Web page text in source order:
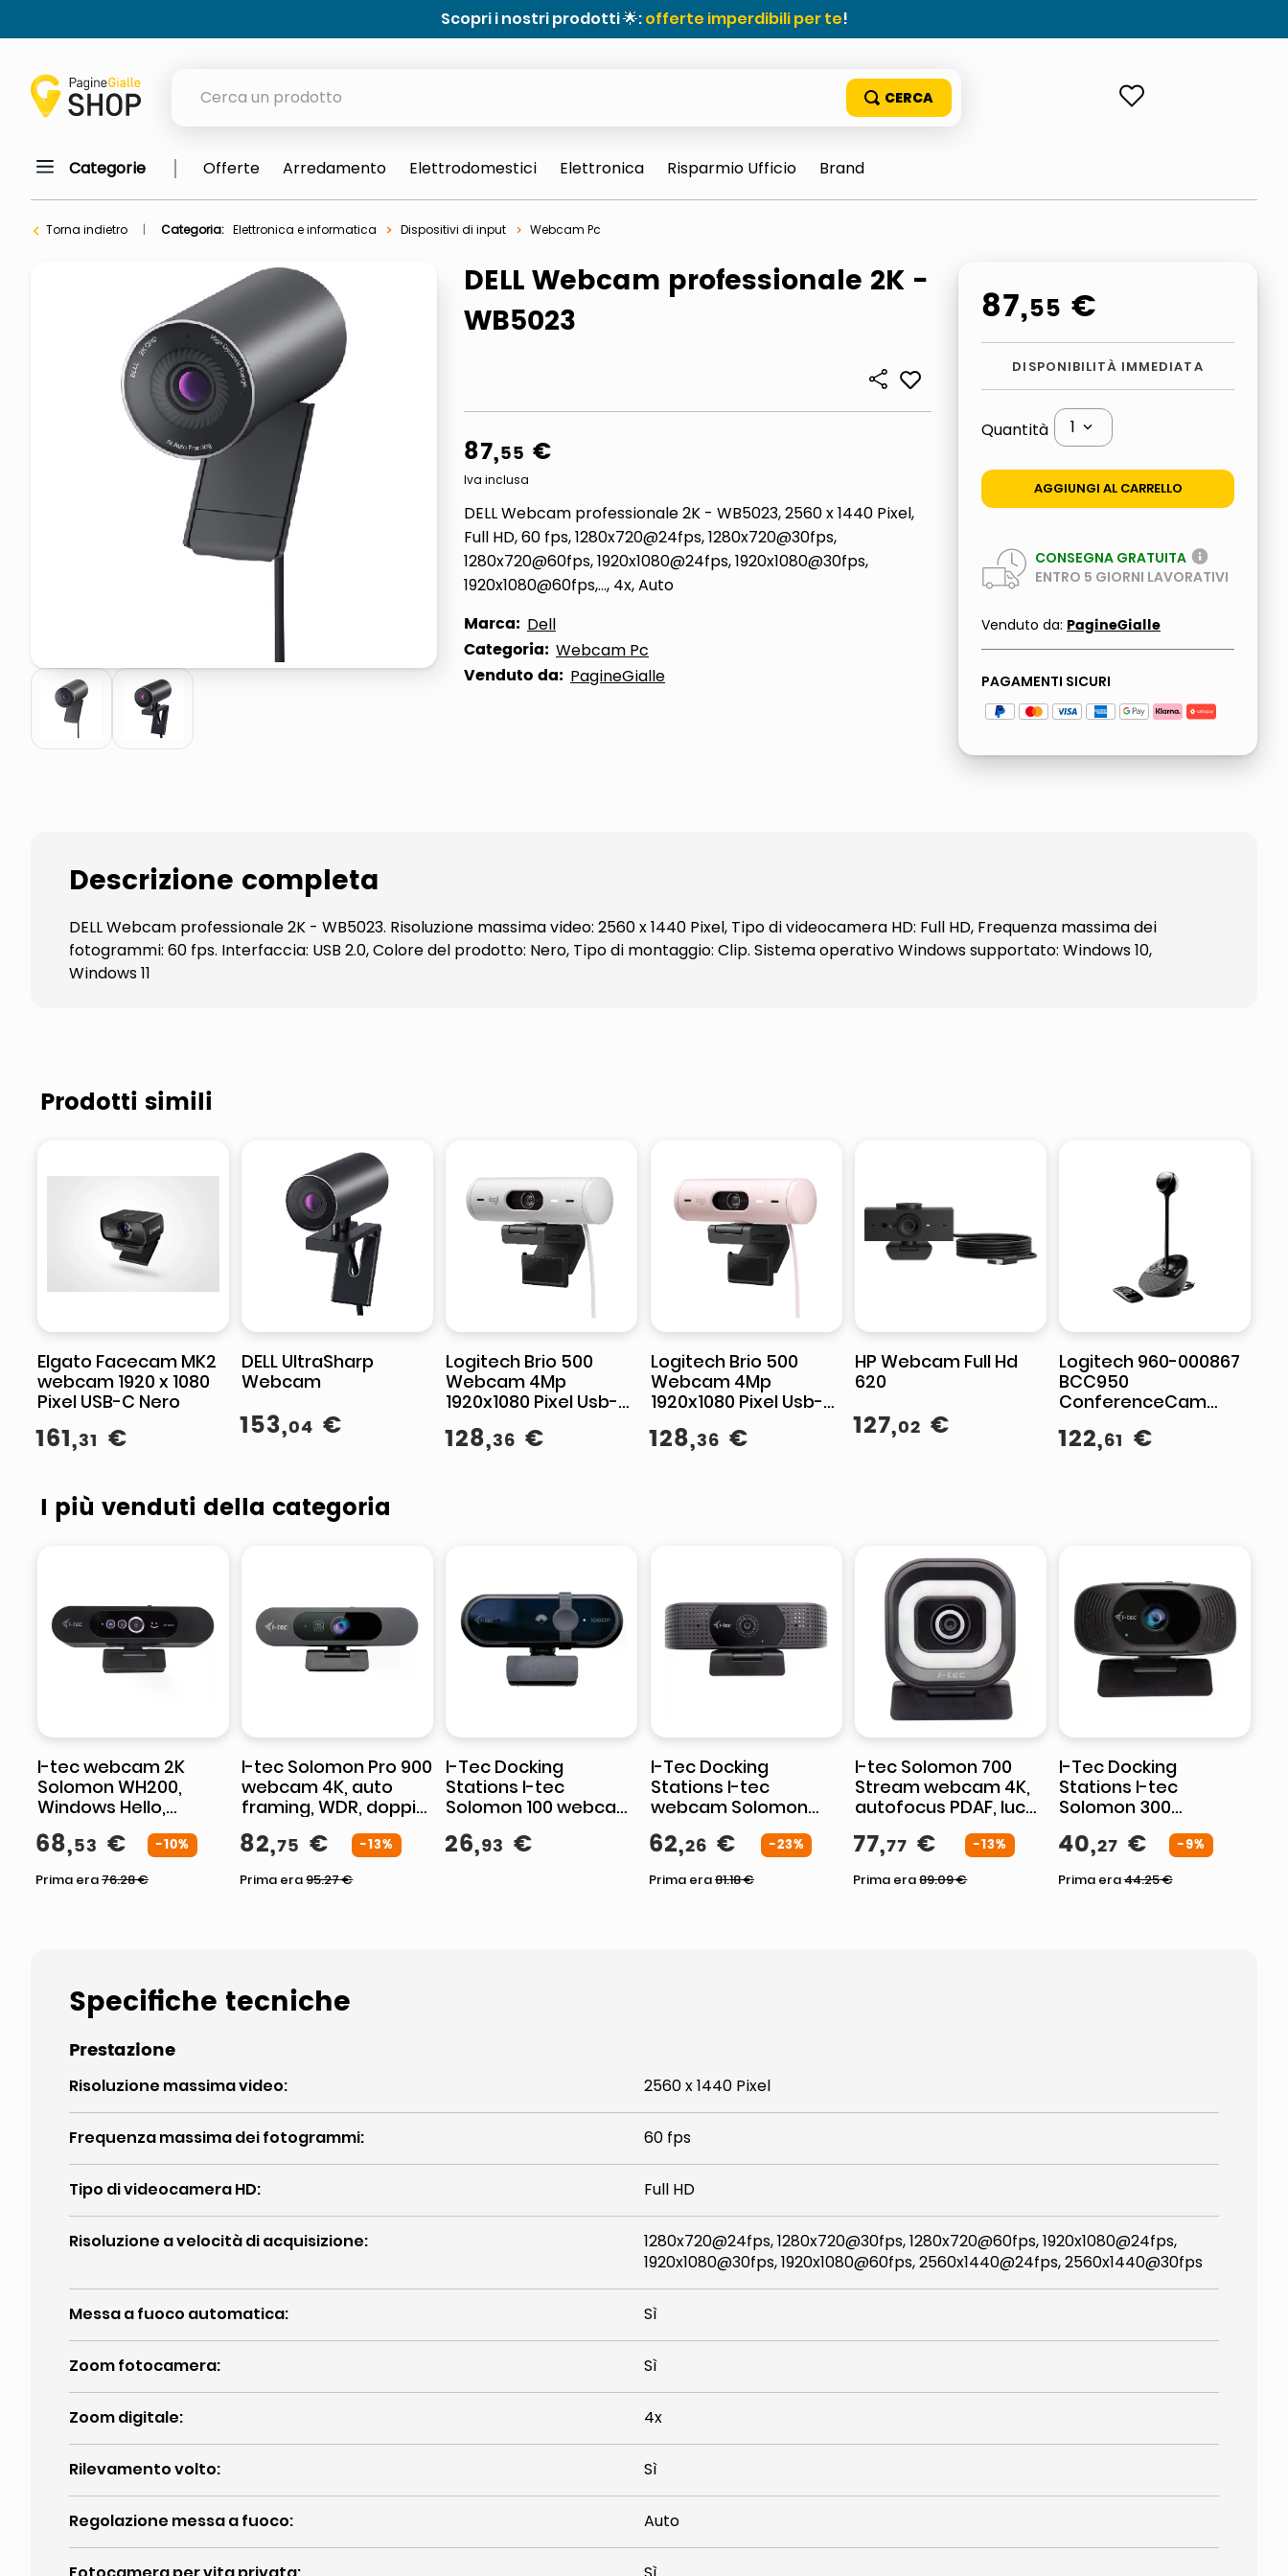
Scopri i nostri prodotti 🌟:offerte imperdibili per te!
orologio parete
porta tv
elenco
ombrelloni
lucidatrice pavimenti
italia independent occhiali sole 0703 thin rotondo sun
pattumiera raccolta differenziata
elenco telefonico
Categorie Offerte Arredamento Elettrodomestici Elettronica Risparmio Ufficio Brand
Torna indietro Categoria: Elettronica e informatica Dispositivi di input Webcam Pc
DELL Webcam professionale 2K -
WB5023
87,55 €
Iva inclusa
DELL Webcam professionale 2K - WB5023, 2560 x 1440 Pixel,
Full HD, 60 fps, 1280x720@24fps, 1280x720@30fps,
1280x720@60fps, 1920x1080@24fps, 1920x1080@30fps,
1920x1080@60fps,..., 4x, Auto
Marca: Dell
Categoria: Webcam Pc
Venduto da: PagineGialle
87,55 €
DISPONIBILITÀ IMMEDIATA
Quantità 1
AGGIUNGI AL CARRELLO
CONSEGNA GRATUITA
ENTRO 5 GIORNI LAVORATIVI
Venduto da: PagineGialle
PAGAMENTI SICURI
Descrizione completa
DELL Webcam professionale 2K - WB5023. Risoluzione massima video: 2560 x 1440 Pixel, Tipo di videocamera HD: Full HD, Frequenza massima dei
fotogrammi: 60 fps. Interfaccia: USB 2.0, Colore del prodotto: Nero, Tipo di montaggio: Clip. Sistema operativo Windows supportato: Windows 10,
Windows 11
Prodotti simili
Elgato Facecam MK2
webcam 1920 x 1080
Pixel USB-C Nero
161,31 €
DELL UltraSharp
Webcam
153,04 €
Logitech Brio 500
Webcam 4Mp
1920x1080 Pixel Usb-c
Bianco
128,36 €
Logitech Brio 500
Webcam 4Mp
1920x1080 Pixel Usb-c
Bianco
128,36 €
HP Webcam Full Hd
620
127,02 €
Logitech 960-000867
BCC950
ConferenceCam
Videoconferenze Full
122,61 €
I più venduti della categoria
I-tec webcam 2K
Solomon WH200,
Windows Hello,
risoluzione 2560x1440,
92°, microfono
play, nera
68,53 € -10%
Prima era76.28€
I-tec Solomon Pro 900
webcam 4K, auto
framing, WDR, doppio
microfono integrato,
zoom digitale,
USB
82,75 € -13%
Prima era95.27€
I-Tec Docking
Stations I-tec
Solomon 100 webcam
Full HD 1080p, 2 MP,
messa a fuoco fissa,
26,93 €
I-Tec Docking
Stations I-tec
webcam Solomon
500, 4K Ultra HD, PDAF
autofocus, 8,29 MP,
fps, USB
62,26 € -23%
Prima era81.18€
I-tec Solomon 700
Stream webcam 4K,
autofocus PDAF, luce
ad anello LED, doppio
microfono stereo, Full
77,77 € -13%
Prima era89.09€
I-Tec Docking
Stations I-tec
Solomon 300
webcam 4K Ultra HD,
angolo 92°, messa a
otturatore privacy
40,27 € -9%
Prima era44.25€
Specifiche tecniche
Prestazione
Risoluzione massima video: 2560 x 1440 Pixel
Frequenza massima dei fotogrammi: 60 fps
Tipo di videocamera HD: Full HD
Risoluzione a velocità di acquisizione:
1280x720@24fps, 1280x720@30fps, 1280x720@60fps, 1920x1080@24fps,
1920x1080@30fps, 1920x1080@60fps, 2560x1440@24fps, 2560x1440@30fps
Messa a fuoco automatica: Sì
Zoom fotocamera: Sì
Zoom digitale: 4x
Rilevamento volto: Sì
Regolazione messa a fuoco: Auto